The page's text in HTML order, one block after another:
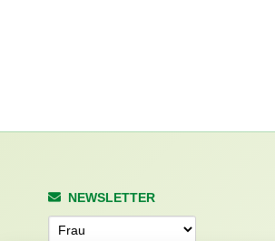
NEWSLETTER
Anrede